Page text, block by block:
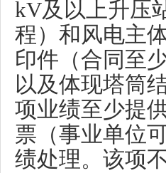
kV及以上升压
程）和风电主
印件（合同至
以及体现塔筒
项业绩至少提
票（事业单位
绩处理。该项